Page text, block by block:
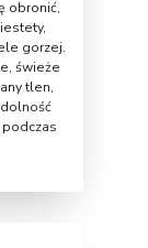
obronić,
gorzej.
świeże
tlen,
podczas